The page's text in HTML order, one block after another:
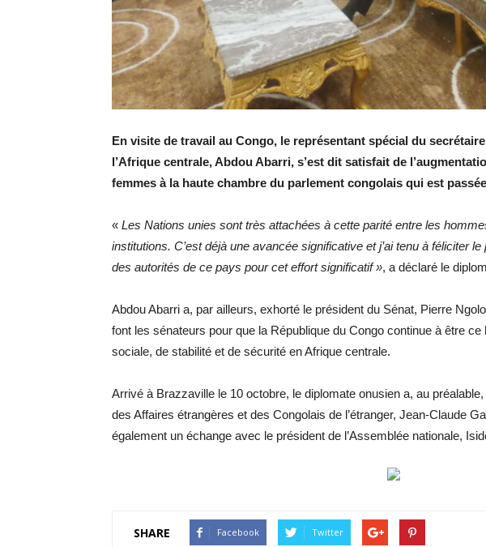
En visite de travail au Congo, le représentant spécial du
l’Afrique centrale, Abdou Abarri, s’est dit satisfait de
femmes à la haute chambre du parlement congolais qui est
« Les Nations unies sont très attachées à cette parité entre les
institutions. C’est déjà une avancée significative et j’ai tenu à féliciter
des autorités de ce pays pour cet effort significatif », a déclaré le
Abdou Abarri a, par ailleurs, exhorté le président du Sénat, Pierre
font les sénateurs pour que la République du Congo continue à être
sociale, de stabilité et de sécurité en Afrique centrale.
Arrivé à Brazzaville le 10 octobre, le diplomate onusien a, au
des Affaires étrangères et des Congolais de l’étranger, Jean-Claude
également un échange avec le président de l’Assemblée nationale,
SHARE Facebook Twitter